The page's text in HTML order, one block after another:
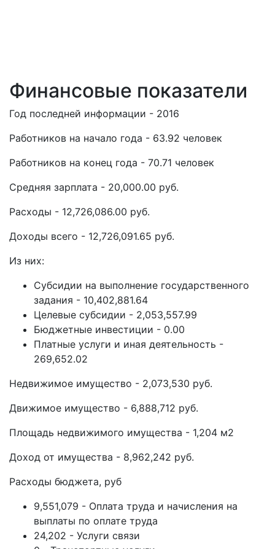
Финансовые показатели
Год последней информации - 2016
Работников на начало года - 63.92 человек
Работников на конец года - 70.71 человек
Средняя зарплата - 20,000.00 руб.
Расходы - 12,726,086.00 руб.
Доходы всего - 12,726,091.65 руб.
Из них:
Субсидии на выполнение государственного
задания - 10,402,881.64
Целевые субсидии - 2,053,557.99
Бюджетные инвестиции - 0.00
Платные услуги и иная деятельность -
269,652.02
Недвижимое имущество - 2,073,530 руб.
Движимое имущество - 6,888,712 руб.
Площадь недвижимого имущества - 1,204 м2
Доход от имущества - 8,962,242 руб.
Расходы бюджета, руб
9,551,079 - Оплата труда и начисления на
выплаты по оплате труда
24,202 - Услуги связи